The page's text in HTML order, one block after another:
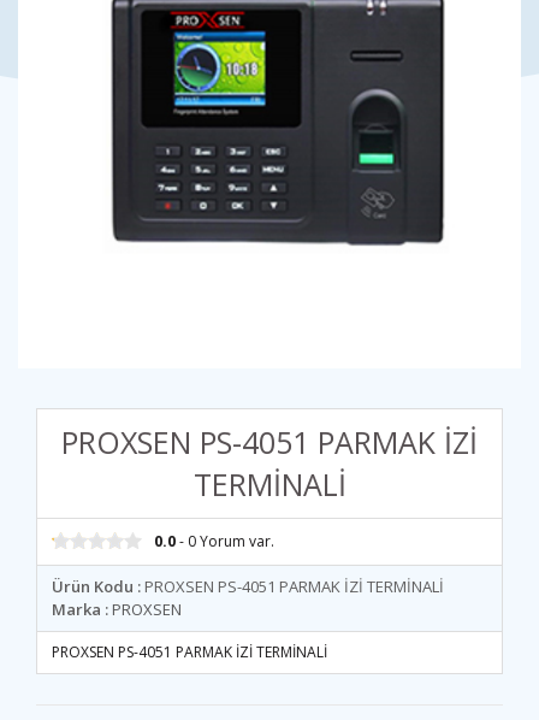
PROXSEN PS-4051 PARMAK İZİ
TERMİNALİ
0.0- 0 Yorum var.
Ürün Kodu : PROXSEN PS-4051 PARMAK İZİ TERMİNALİ
Marka :PROXSEN
PROXSEN PS-4051 PARMAK İZİ TERMİNALİ